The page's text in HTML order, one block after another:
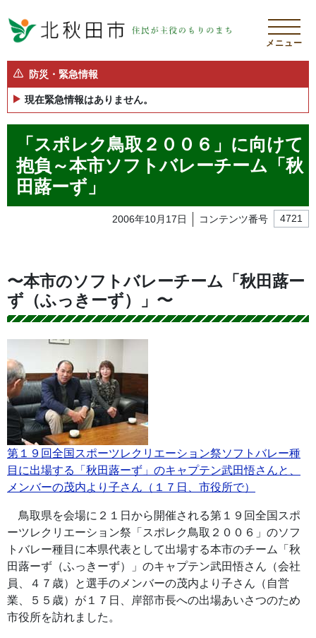
メニュー
防災・緊急情報
現在緊急情報はありません。
「スポレク鳥取２００６」に向けて
抱負～本市ソフトバレーチーム「秋
田蕗ーず」
2006年10月17日 コンテンツ番号 4721
〜本市のソフトバレーチーム「秋田蕗ー
ず（ふっきーず）」〜
第１９回全国スポーツレクリエーション祭ソフトバレー種
目に出場する「秋田蕗ーず」のキャプテン武田悟さんと、
メンバーの茂内より子さん（１７日、市役所で）
鳥取県を会場に２１日から開催される第１９回全国スポ
ーツレクリエーション祭「スポレク鳥取２００６」のソフ
トバレー種目に本県代表として出場する本市のチーム「秋
田蕗ーず（ふっきーず）」のキャプテン武田悟さん（会社
員、４７歳）と選手のメンバーの茂内より子さん（自営
業、５５歳）が１７日、岸部市長への出場あいさつのため
市役所を訪れました。